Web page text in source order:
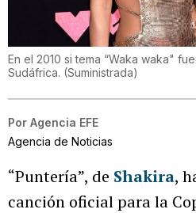
En el 2010 si tema “Waka waka"
Sudáfrica. (Suministrada)
Por Agencia EFE
Agencia de Noticias
“Puntería”, de Shakira,
canción oficial para la